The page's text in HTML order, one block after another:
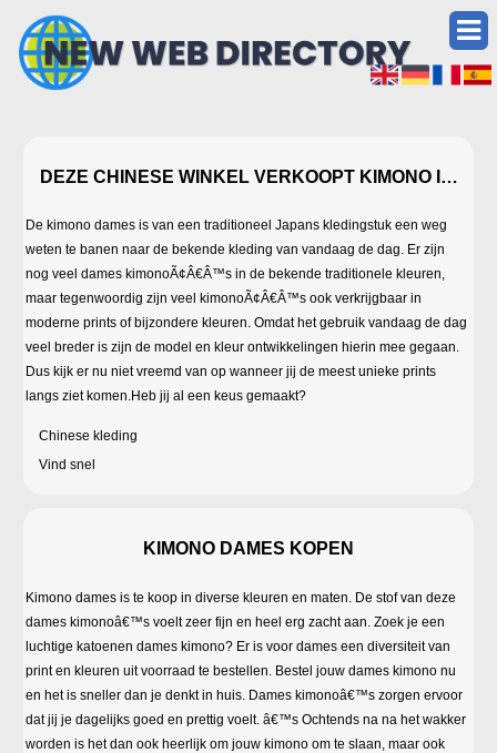
DEZE CHINESE WINKEL VERKOOPT KIMONO IN
De kimono dames is van een traditioneel Japans kledingstuk een weg
weten te banen naar de bekende kleding van vandaag de dag. Er zijn
nog veel dames kimonoÃ¢Â€Â™s in de bekende traditionele kleuren,
maar tegenwoordig zijn veel kimonoÃ¢Â€Â™s ook verkrijgbaar in
moderne prints of bijzondere kleuren. Omdat het gebruik vandaag de dag
veel breder is zijn de model en kleur ontwikkelingen hierin mee gegaan.
Dus kijk er nu niet vreemd van op wanneer jij de meest unieke prints
langs ziet komen.Heb jij al een keus gemaakt?
Chinese kleding
Vind snel
KIMONO DAMES KOPEN
Kimono dames is te koop in diverse kleuren en maten. De stof van deze
dames kimonoâ€™s voelt zeer fijn en heel erg zacht aan. Zoek je een
luchtige katoenen dames kimono? Er is voor dames een diversiteit van
print en kleuren uit voorraad te bestellen. Bestel jouw dames kimono nu
en het is sneller dan je denkt in huis. Dames kimonoâ€™s zorgen ervoor
dat jij je dagelijks goed en prettig voelt. â€™s Ochtends na na het wakker
worden is het dan ook heerlijk om jouw kimono om te slaan, maar ook